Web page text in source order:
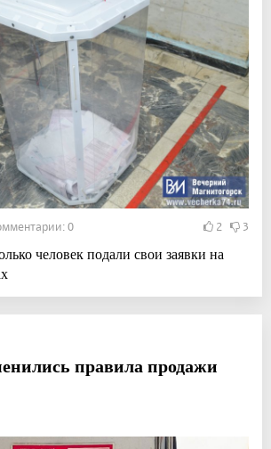
0 2 3
человек подали свои заявки на
правила продажи